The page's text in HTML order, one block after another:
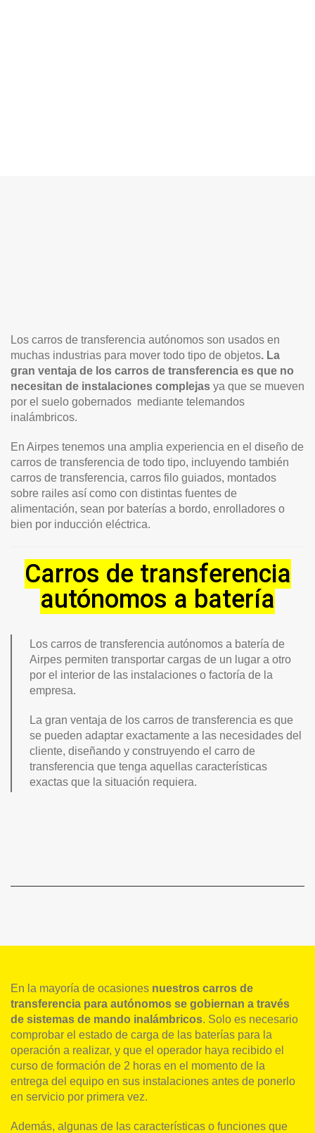
Los carros de transferencia autónomos son usados en
muchas industrias para mover todo tipo de objetos. La
gran ventaja de los carros de transferencia es que no
necesitan de instalaciones complejas ya que se mueven
por el suelo gobernados mediante telemandos
inalámbricos.
En Airpes tenemos una amplia experiencia en el diseño de
carros de transferencia de todo tipo, incluyendo también
carros de transferencia, carros filo guiados, montados
sobre railes así como con distintas fuentes de
alimentación, sean por baterías a bordo, enrolladores o
bien por inducción eléctrica.
Carros de transferencia
autónomos a batería
Los carros de transferencia autónomos a batería de
Airpes permiten transportar cargas de un lugar a otro
por el interior de las instalaciones o factoría de la
empresa.
La gran ventaja de los carros de transferencia es que
se pueden adaptar exactamente a las necesidades del
cliente, diseñando y construyendo el carro de
transferencia que tenga aquellas características
exactas que la situación requiera.
En la mayoría de ocasiones nuestros carros de
transferencia para autónomos se gobiernan a través
de sistemas de mando inalámbricos. Solo es necesario
comprobar el estado de carga de las baterías para la
operación a realizar, y que el operador haya recibido el
curso de formación de 2 horas en el momento de la
entrega del equipo en sus instalaciones antes de ponerlo
en servicio por primera vez.
Además, algunas de las características o funciones que